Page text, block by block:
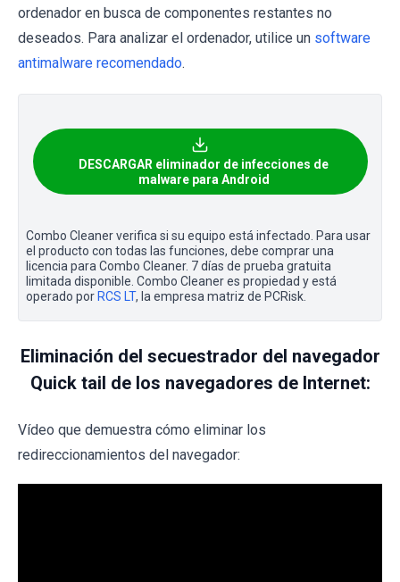
ordenador en busca de componentes restantes no
deseados. Para analizar el ordenador, utilice un software
antimalware recomendado.
DESCARGAR eliminador de infecciones de
malware para Android
Combo Cleaner verifica si su equipo está infectado. Para usar
el producto con todas las funciones, debe comprar una
licencia para Combo Cleaner. 7 días de prueba gratuita
limitada disponible. Combo Cleaner es propiedad y está
operado por RCS LT, la empresa matriz de PCRisk.
Eliminación del secuestrador del navegador
Quick tail de los navegadores de Internet:
Vídeo que demuestra cómo eliminar los
redireccionamientos del navegador: